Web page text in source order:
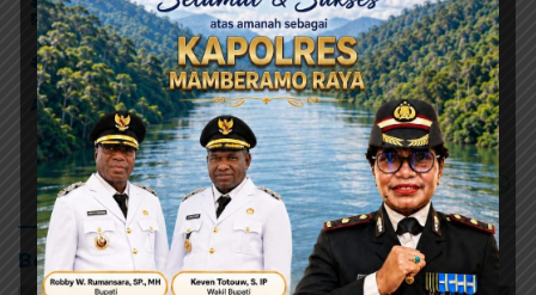
Raya
# Pilkada Serentak
Alfons Sesa - Yakobus Britay
Baca Juga